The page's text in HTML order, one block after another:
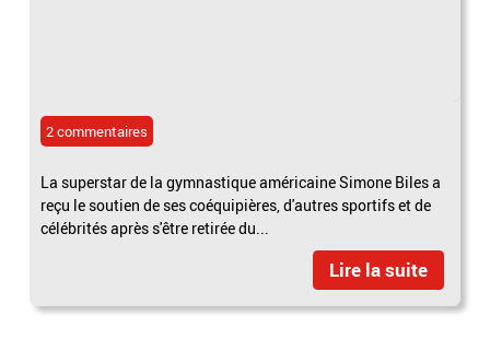
2 commentaires
La superstar de la gymnastique américaine Simone Biles a
reçu le soutien de ses coéquipières, d'autres sportifs et de
célébrités après s'être retirée du...
Lire la suite